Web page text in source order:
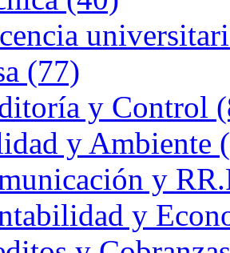
(77)
y Control
y Ambiente
y
y